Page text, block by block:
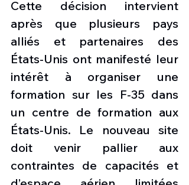
Cette décision intervient
après que plusieurs pays
alliés et partenaires des
États-Unis ont manifesté leur
intérêt à organiser une
formation sur les F-35 dans
un centre de formation aux
États-Unis. Le nouveau site
doit venir pallier aux
contraintes de capacités et